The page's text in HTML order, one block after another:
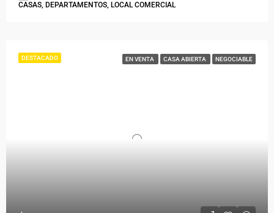
CASAS, DEPARTAMENTOS, LOCAL COMERCIAL
DESTACADO EN VENTA CASA ABIERTA NEGOCIABLE